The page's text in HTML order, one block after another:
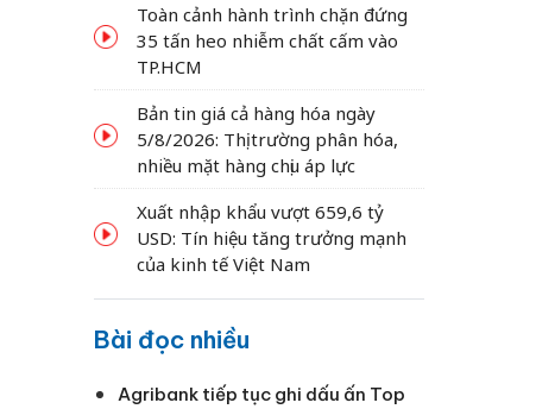
Toàn cảnh hành trình chặn đứng
35 tấn heo nhiễm chất cấm vào
TP.HCM
Bản tin giá cả hàng hóa ngày
5/8/2026: Thị trường phân hóa,
nhiều mặt hàng chịu áp lực
Xuất nhập khẩu vượt 659,6 tỷ
USD: Tín hiệu tăng trưởng mạnh
của kinh tế Việt Nam
Bài đọc nhiều
Agribank tiếp tục ghi dấu ấn Top